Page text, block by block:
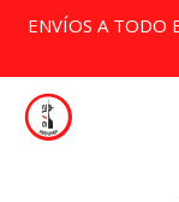
ENVÍOS A TODO